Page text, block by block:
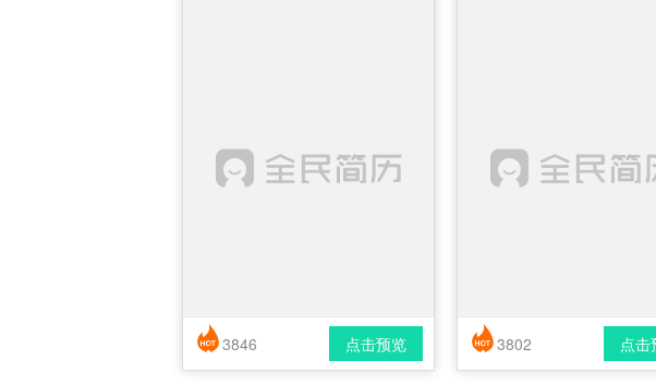
简历风格： 时尚 / 简洁 / 应届生
点击预览
3846
简历风格： 时尚 / 简洁 / 应届
点击
3802